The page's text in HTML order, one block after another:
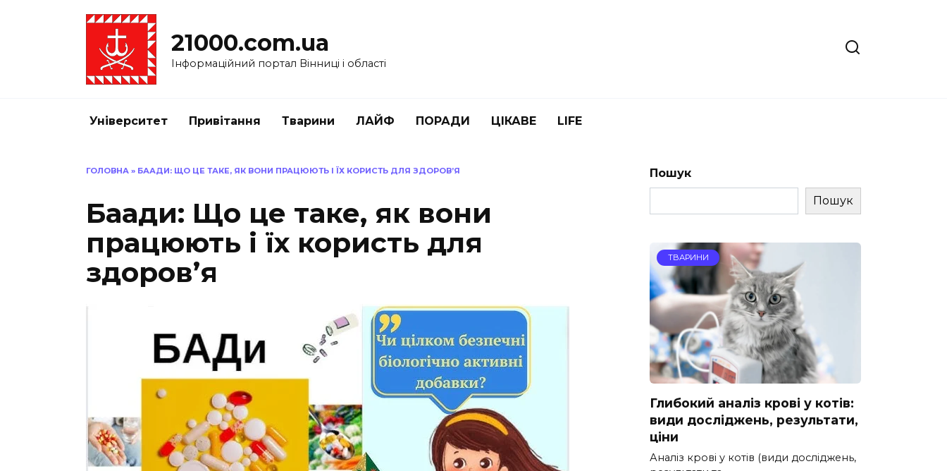
21000.com.ua
Інформаційний портал Вінниці і області
Університет Привітання Тварини ЛАЙФ ПОРАДИ ЦІКАВЕ LIFE
ГОЛОВНА » БААДИ: ЩО ЦЕ ТАКЕ, ЯК ВОНИ ПРАЦЮЮТЬ І ЇХ КОРИСТЬ ДЛЯ ЗДОРОВ’Я
Баади: Що це таке, як вони
працюють і їх користь для
здоров’я
Пошук
Пошук
ТВАРИНИ
Глибокий аналіз крові у котів:
види досліджень, результати,
ціни
Аналіз крові у котів (види досліджень,